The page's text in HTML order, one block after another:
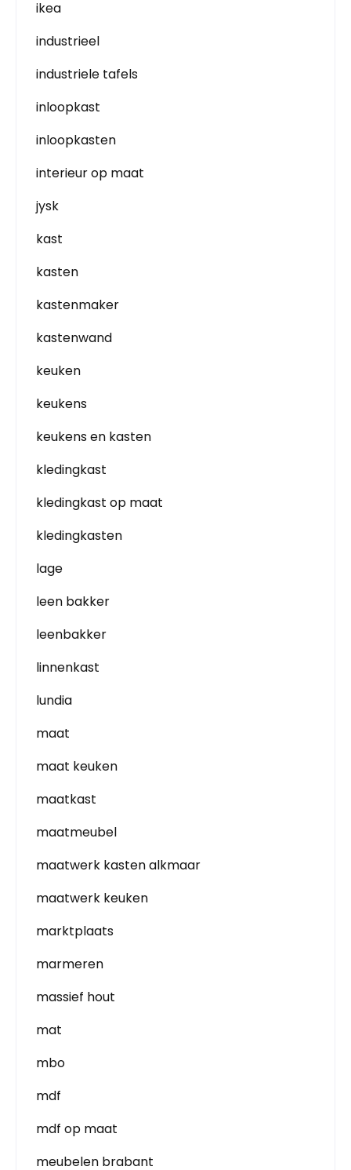
ikea
industrieel
industriele tafels
inloopkast
inloopkasten
interieur op maat
jysk
kast
kasten
kastenmaker
kastenwand
keuken
keukens
keukens en kasten
kledingkast
kledingkast op maat
kledingkasten
lage
leen bakker
leenbakker
linnenkast
lundia
maat
maat keuken
maatkast
maatmeubel
maatwerk kasten alkmaar
maatwerk keuken
marktplaats
marmeren
massief hout
mat
mbo
mdf
mdf op maat
meubelen brabant